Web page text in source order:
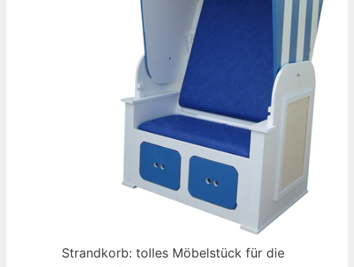
Strandkorb: tolles Möbelstück für die